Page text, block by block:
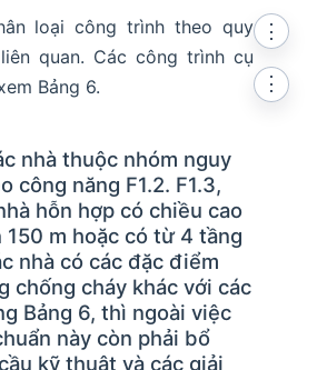
loại công trình theo quy
quan. Các công trình cụ
Bảng 6.
⋮
nhà thuộc nhóm nguy
công năng F1.2. F1.3,
hỗn hợp có chiều cao
150 m hoặc có từ 4 tầng
nhà có các đặc điểm
chống cháy khác với các
Bảng 6, thì ngoài việc
này còn phải bổ
kỹ thuật và các giải
⋮